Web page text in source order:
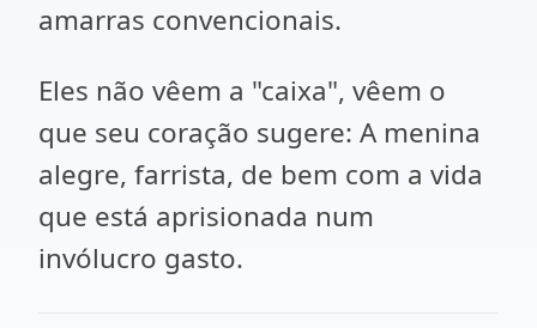
amarras convencionais.
Eles não vêem a "caixa", vêem o
que seu coração sugere: A menina
alegre, farrista, de bem com a vida
que está aprisionada num
invólucro gasto.